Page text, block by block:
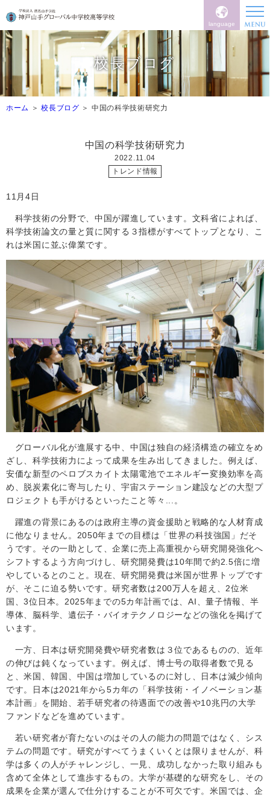
language
校長ブログ
ホーム 校長ブログ 中国の科学技術研究力
中国の科学技術研究力
2022.11.04
トレンド情報
11月4日
科学技術の分野で、中国が躍進しています。文科省によれば、
科学技術論文の量と質に関する３指標がすべてトップとなり、こ
れは米国に並ぶ偉業です。
グローバル化が進展する中、中国は独自の経済構造の確立をめ
ざし、科学技術力によって成果を生み出してきました。例えば、
安価な新型のペロブスカイト太陽電池でエネルギー変換効率を高
め、脱炭素化に寄与したり、宇宙ステーション建設などの大型プ
ロジェクトも手がけるといったこと等々...。
躍進の背景にあるのは政府主導の資金援助と戦略的な人材育成
に他なりません。 2050年までの目標は「世界の科技強国」だそ
うです。その一助として、企業に売上高重視から研究開発強化へ
シフトするよう方向づけし、研究開発費は10年間で約2.5倍に増
やしているとのこと。現在、研究開発費は米国が世界トップです
が、そこに迫る勢いです。研究者数は200万人を超え、 2位米
国、3位日本。 2025年までの5カ年計画では、AI 、量子情報、半
導体、脳科学、遺伝子・バイオテクノロジーなどの強化を掲げて
います。
一方、日本は研究開発費や研究者数は３位であるものの、近年
の伸びは鈍くなっています。例えば、博士号の取得者数で見る
と、米国、韓国、中国は増加しているのに対し、日本は減少傾向
です。日本は2021年から5カ年の「科学技術・イノベーション基
本計画」を開始、若手研究者の待遇面での改善や10兆円の大学
ファンドなどを進めています。
若い研究者が育たないのはその人の能力の問題ではなく、シス
テムの問題です。研究がすべてうまくいくとは限りませんが、科
学は多くの人がチャレンジし、一見、成功しなかった取り組みも
含めて全体として進歩するもの。大学が基礎的な研究をし、その
成果を企業が選んで仕分けすることが不可欠です。米国では、企